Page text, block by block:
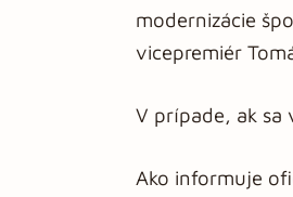
modernizácie
vicepremiér
V prípade, ak sa
Ako informuje